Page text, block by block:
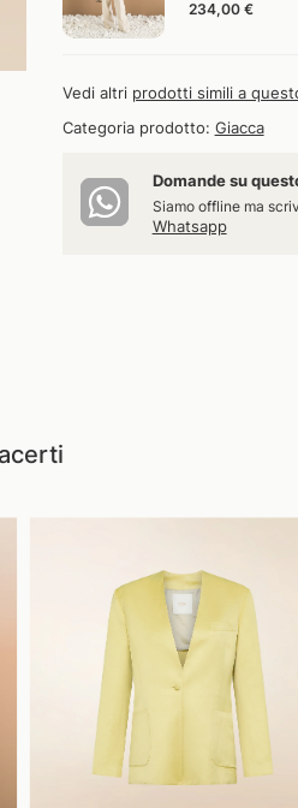
234,00 €
Vedi altri prodotti simili a
Categoria prodotto: Giacca
Domande su
Siamo offline ma
Whatsapp